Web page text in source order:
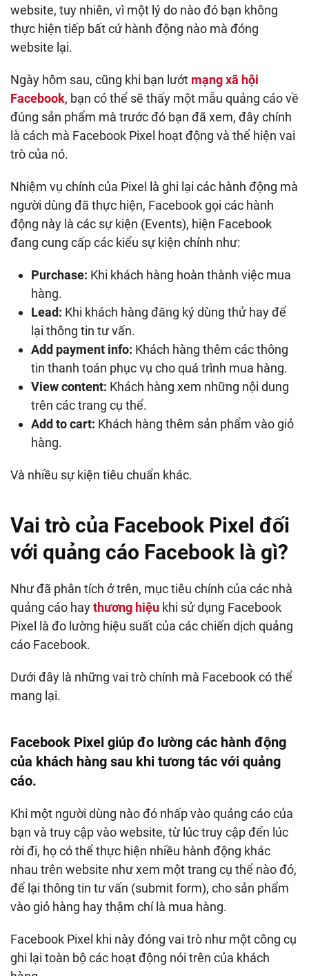
website, tuy nhiên, vì một lý do nào đó bạn không
thực hiện tiếp bất cứ hành động nào mà đóng
website lại.
Ngày hôm sau, cũng khi bạn lướt mạng xã hội
Facebook, bạn có thể sẽ thấy một mẫu quảng cáo về
đúng sản phẩm mà trước đó bạn đã xem, đây chính
là cách mà Facebook Pixel hoạt động và thể hiện vai
trò của nó.
Nhiệm vụ chính của Pixel là ghi lại các hành động mà
người dùng đã thực hiện, Facebook gọi các hành
động này là các sự kiện (Events), hiện Facebook
đang cung cấp các kiểu sự kiện chính như:
Purchase: Khi khách hàng hoàn thành việc mua
hàng.
Lead: Khi khách hàng đăng ký dùng thử hay để
lại thông tin tư vấn.
Add payment info: Khách hàng thêm các thông
tin thanh toán phục vụ cho quá trình mua hàng.
View content: Khách hàng xem những nội dung
trên các trang cụ thể.
Add to cart: Khách hàng thêm sản phẩm vào giỏ
hàng.
Và nhiều sự kiện tiêu chuẩn khác.
Vai trò của Facebook Pixel đối
với quảng cáo Facebook là gì?
Như đã phân tích ở trên, mục tiêu chính của các nhà
quảng cáo haythương hiệu khi sử dụng Facebook
Pixel là đo lường hiệu suất của các chiến dịch quảng
cáo Facebook.
Dưới đây là những vai trò chính mà Facebook có thể
mang lại.
Facebook Pixel giúp đo lường các hành động
của khách hàng sau khi tương tác với quảng
cáo.
Khi một người dùng nào đó nhấp vào quảng cáo của
bạn và truy cập vào website, từ lúc truy cập đến lúc
rời đi, họ có thể thực hiện nhiều hành động khác
nhau trên website như xem một trang cụ thể nào đó,
để lại thông tin tư vấn (submit form), cho sản phẩm
vào giỏ hàng hay thậm chí là mua hàng.
Facebook Pixel khi này đóng vai trò như một công cụ
ghi lại toàn bộ các hoạt động nói trên của khách